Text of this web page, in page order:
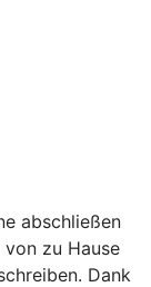
abschließen
zu Hause
Dank